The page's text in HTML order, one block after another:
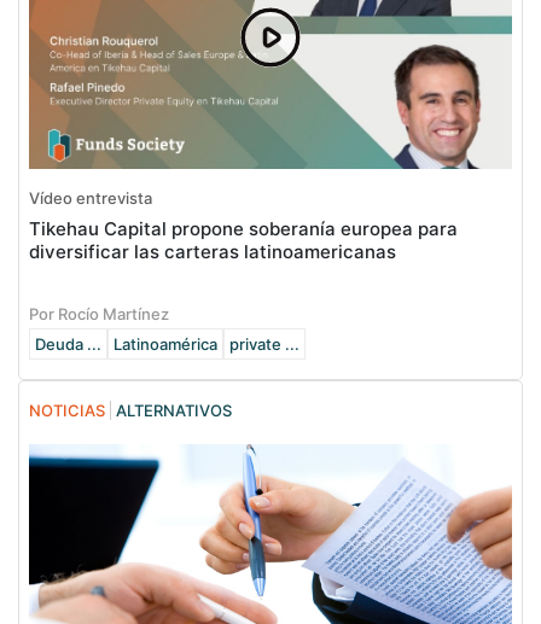
Vídeo entrevista
Tikehau Capital propone soberanía europea para
diversificar las carteras latinoamericanas
Por Rocío Martínez
Deuda ...
Latinoamérica private ...
NOTICIAS ALTERNATIVOS